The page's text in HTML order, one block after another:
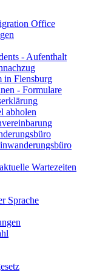
Office
- Aufenthalt
in Flensburg
- Formulare
abholen
Wartezeiten
Sprache